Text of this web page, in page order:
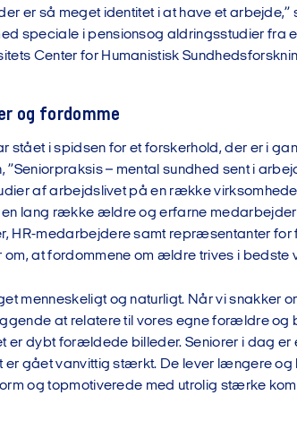
er så meget identitet i at have et arbejde,”
speciale i pensionsog aldringsstudier fra
Center for Humanistisk
og fordomme
stået i spidsen for et forskerhold, der er i
”Seniorpraksis – mental sundhed sent i
af arbejdslivet på en række
lang række ældre og erfarne
HR-medarbejdere samt repræsentanter for
om, at fordommene om ældre trives i bedste
menneskeligt og naturligt. Når vi snakker
at relatere til vores egne forældre
er dybt forældede billeder. Seniorer i dag
er gået vanvittig stærkt. De lever længere og
og topmotiverede med utrolig stærke